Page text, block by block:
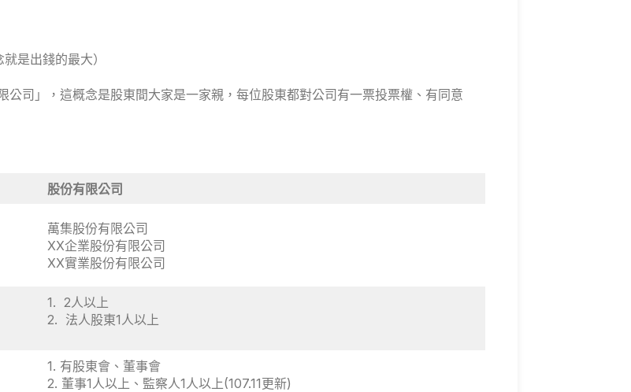
是出錢的最大）
司」，這概念是股東間大家是一家親，每位股東都對公司有一票投票權、有同意
股份有限公司
萬集股份有限公司
XX企業股份有限公司
XX實業股份有限公司
1. 2人以上
2. 法人股東1人以上
1. 有股東會、董事會
2. 董事1人以上、監察人1人以上(107.11更新)